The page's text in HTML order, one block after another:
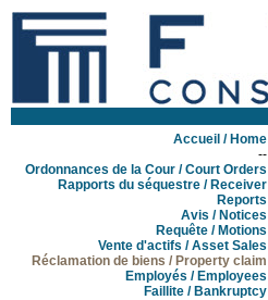
Accueil / Home
--
Ordonnances de la Cour / Court Orders
Rapports du séquestre / Receiver
Reports
Avis / Notices
Requête / Motions
Vente d'actifs / Asset Sales
Réclamation de biens / Property claim
Employés / Employees
Faillite / Bankruptcy